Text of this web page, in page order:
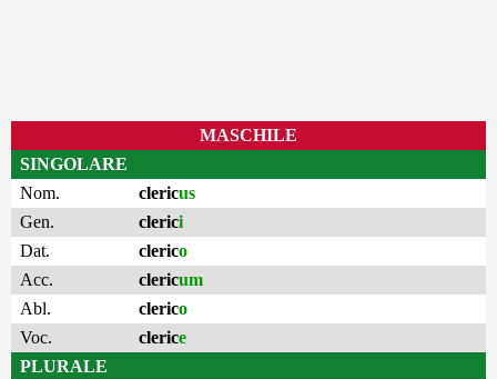
MASCHILE
SINGOLARE
Nom.
clericus
Gen.
clerici
Dat.
clerico
Acc.
clericum
Abl.
clerico
Voc.
clerice
PLURALE